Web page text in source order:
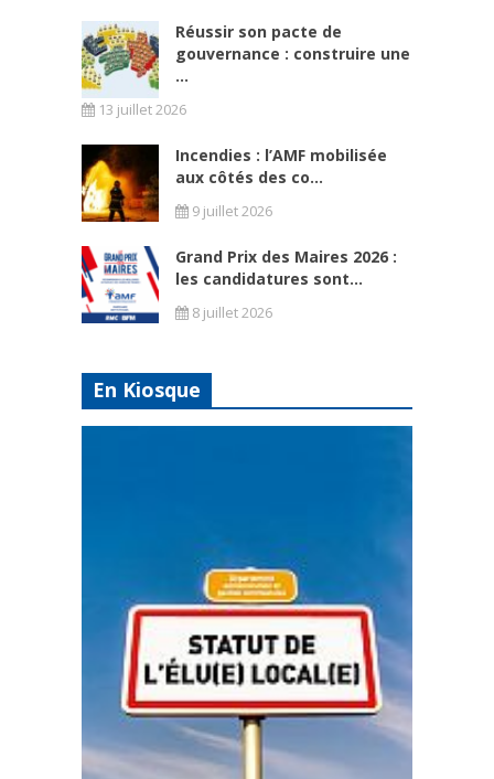
Réussir son pacte de
gouvernance : construire une
...
13 juillet 2026
Incendies : l’AMF mobilisée
aux côtés des co...
9 juillet 2026
Grand Prix des Maires 2026 :
les candidatures sont...
8 juillet 2026
En Kiosque